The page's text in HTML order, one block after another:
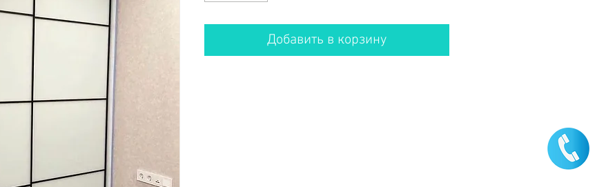
Добавить в корзину